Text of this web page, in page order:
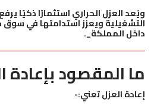
ويُعد العزل الحراري استثمارًا ذكيًا
التشغيلية ويعزز استدامتها في
داخل المملكة_.
ما المقصود بإعادة
إعادة العزل تعني:-